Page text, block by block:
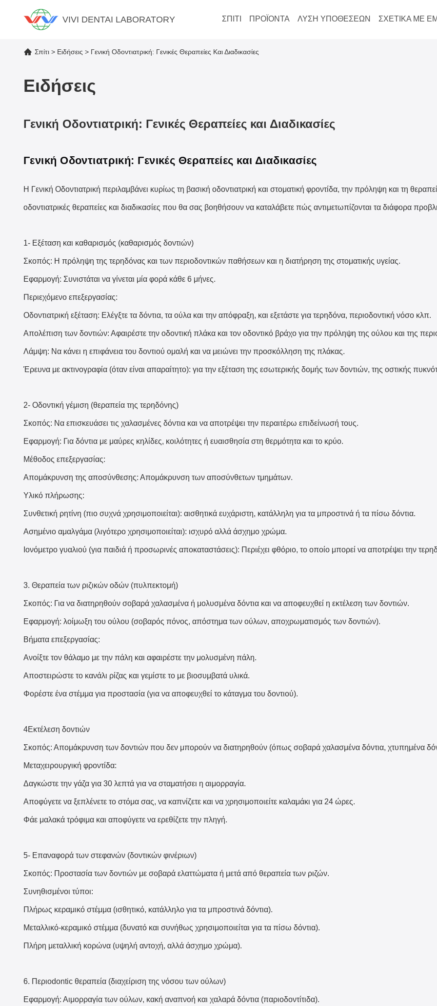
VIVI DENTAI LABORATORY ΣΠΊΤΙ ΠΡΟΪΌΝΤΑ ΛΎΣΗ ΥΠΟΘΈΣΕΩΝ ΣΧΕΤΙΚΆ ΜΕ
Σπίτι > Ειδήσεις > Γενική Οδοντιατρική: Γενικές Θεραπείες Και Διαδικασίες
Ειδήσεις
Γενική Οδοντιατρική: Γενικές Θεραπείες και Διαδικασίες
Γενική Οδοντιατρική: Γενικές Θεραπείες και Διαδικασίες
Η Γενική Οδοντιατρική περιλαμβάνει κυρίως τη βασική οδοντιατρική και στοματική φροντίδα, την πρόληψη και τη
οδοντιατρικές θεραπείες και διαδικασίες που θα σας βοηθήσουν να καταλάβετε πώς αντιμετωπίζονται τα διάφορα
1- Εξέταση και καθαρισμός (καθαρισμός δοντιών)
Σκοπός: Η πρόληψη της τερηδόνας και των περιοδοντικών παθήσεων και η διατήρηση της στοματικής υγείας.
Εφαρμογή: Συνιστάται να γίνεται μία φορά κάθε 6 μήνες.
Περιεχόμενο επεξεργασίας:
Οδοντιατρική εξέταση: Ελέγξτε τα δόντια, τα ούλα και την απόφραξη, και εξετάστε για τερηδόνα, περιοδοντική νόσο κλπ.
Απολέπιση των δοντιών: Αφαιρέστε την οδοντική πλάκα και τον οδοντικό βράχο για την πρόληψη της ούλου και της
Λάμψη: Να κάνει η επιφάνεια του δοντιού ομαλή και να μειώνει την προσκόλληση της πλάκας.
Έρευνα με ακτινογραφία (όταν είναι απαραίτητο): για την εξέταση της εσωτερικής δομής των δοντιών, της οστικής
2- Οδοντική γέμιση (θεραπεία της τερηδόνης)
Σκοπός: Να επισκευάσει τις χαλασμένες δόντια και να αποτρέψει την περαιτέρω επιδείνωσή τους.
Εφαρμογή: Για δόντια με μαύρες κηλίδες, κοιλότητες ή ευαισθησία στη θερμότητα και το κρύο.
Μέθοδος επεξεργασίας:
Απομάκρυνση της αποσύνθεσης: Απομάκρυνση των αποσύνθετων τμημάτων.
Υλικό πλήρωσης:
Συνθετική ρητίνη (πιο συχνά χρησιμοποιείται): αισθητικά ευχάριστη, κατάλληλη για τα μπροστινά ή τα πίσω δόντια.
Ασημένιο αμαλγάμα (λιγότερο χρησιμοποιείται): ισχυρό αλλά άσχημο χρώμα.
Ιονόμετρο γυαλιού (για παιδιά ή προσωρινές αποκαταστάσεις): Περιέχει φθόριο, το οποίο μπορεί να αποτρέψει την
3. Θεραπεία των ριζικών οδών (πυλπεκτομή)
Σκοπός: Για να διατηρηθούν σοβαρά χαλασμένα ή μολυσμένα δόντια και να αποφευχθεί η εκτέλεση των δοντιών.
Εφαρμογή: λοίμωξη του ούλου (σοβαρός πόνος, απόστημα των ούλων, αποχρωματισμός των δοντιών).
Βήματα επεξεργασίας:
Ανοίξτε τον θάλαμο με την πάλη και αφαιρέστε την μολυσμένη πάλη.
Αποστειρώστε το κανάλι ρίζας και γεμίστε το με βιοσυμβατά υλικά.
Φορέστε ένα στέμμα για προστασία (για να αποφευχθεί το κάταγμα του δοντιού).
4Εκτέλεση δοντιών
Σκοπός: Απομάκρυνση των δοντιών που δεν μπορούν να διατηρηθούν (όπως σοβαρά χαλασμένα δόντια, χτυπημένα
Μεταχειρουργική φροντίδα:
Δαγκώστε την γάζα για 30 λεπτά για να σταματήσει η αιμορραγία.
Αποφύγετε να ξεπλένετε το στόμα σας, να καπνίζετε και να χρησιμοποιείτε καλαμάκι για 24 ώρες.
Φάε μαλακά τρόφιμα και αποφύγετε να ερεθίζετε την πληγή.
5- Επαναφορά των στεφανών (δοντικών φινέριων)
Σκοπός: Προστασία των δοντιών με σοβαρά ελαττώματα ή μετά από θεραπεία των ριζών.
Συνηθισμένοι τύποι:
Πλήρως κεραμικό στέμμα (ισθητικό, κατάλληλο για τα μπροστινά δόντια).
Μεταλλικό-κεραμικό στέμμα (δυνατό και συνήθως χρησιμοποιείται για τα πίσω δόντια).
Πλήρη μεταλλική κορώνα (υψηλή αντοχή, αλλά άσχημο χρώμα).
6. Περιodontic θεραπεία (διαχείριση της νόσου των ούλων)
Εφαρμογή: Αιμορραγία των ούλων, κακή αναπνοή και χαλαρά δόντια (παριοδοντίτιδα).